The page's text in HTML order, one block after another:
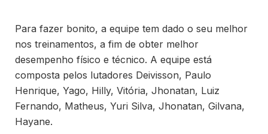
Para fazer bonito, a equipe tem dado o seu melhor
nos treinamentos, a fim de obter melhor
desempenho físico e técnico. A equipe está
composta pelos lutadores Deivisson, Paulo
Henrique, Yago, Hilly, Vitória, Jhonatan, Luiz
Fernando, Matheus, Yuri Silva, Jhonatan, Gilvana,
Hayane.